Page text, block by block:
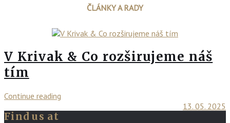
ČLÁNKY A RADY
V Krivak & Co rozširujeme náš
tím
Continue reading
13. 05. 2025
Find us at